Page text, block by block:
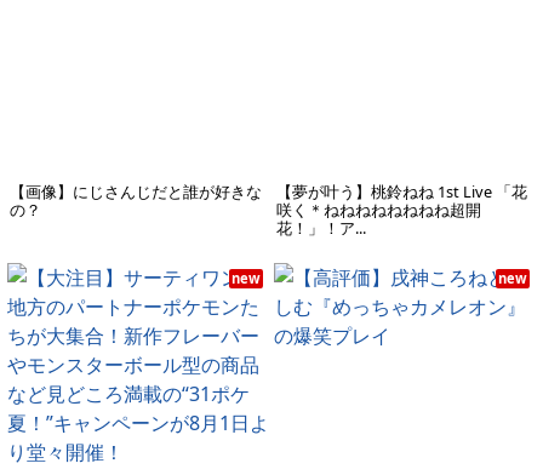
【画像】にじさんじだと誰が好きな
の？
【夢が叶う】桃鈴ねね 1st Live 「花
咲く＊ねねねねねねねね超開
花！」！ア...
new new